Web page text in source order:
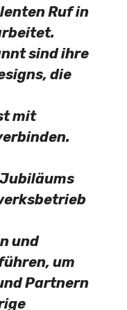
Ruf in
sind ihre
die
mit
und
um
Partnern